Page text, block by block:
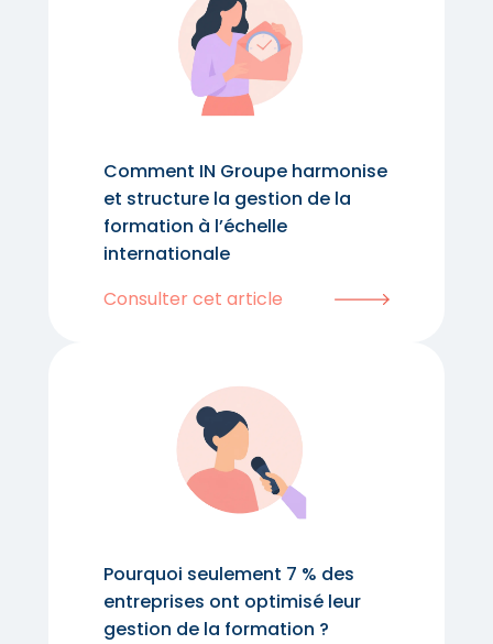
Comment IN Groupe harmonise
et structure la gestion de la
formation à l’échelle
internationale
Consulter cet article
Pourquoi seulement 7 % des
entreprises ont optimisé leur
gestion de la formation ?